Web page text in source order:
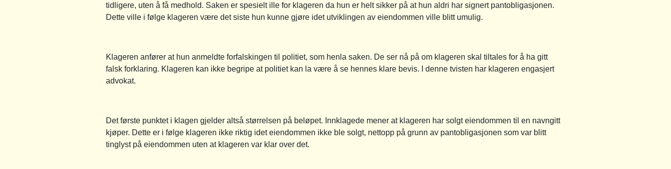
tidligere, uten å få medhold. Saken er spesielt ille for klageren da hun er helt sikker på at hun aldri har signert pantobligasjonen.
Dette ville i følge klageren være det siste hun kunne gjøre idet utviklingen av eiendommen ville blitt umulig.
Klageren anfører at hun anmeldte forfalskingen til politiet, som henla saken. De ser nå på om klageren skal tiltales for å ha gitt
falsk forklaring. Klageren kan ikke begripe at politiet kan la være å se hennes klare bevis. I denne tvisten har klageren engasjert
advokat.
Det første punktet i klagen gjelder altså størrelsen på beløpet. Innklagede mener at klageren har solgt eiendommen til en navngitt
kjøper. Dette er i følge klageren ikke riktig idet eiendommen ikke ble solgt, nettopp på grunn av pantobligasjonen som var blitt
tinglyst på eiendommen uten at klageren var klar over det.